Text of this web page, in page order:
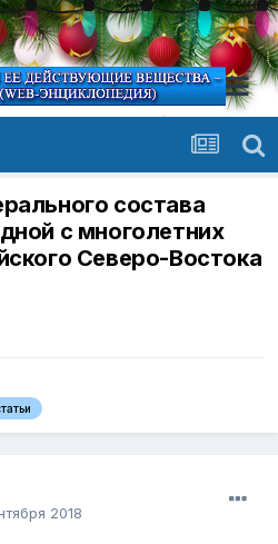
состава
с многолетних
Северо-Востока
2018